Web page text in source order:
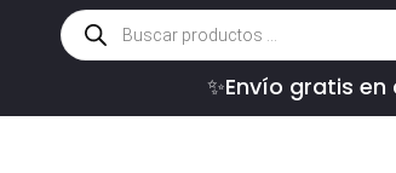
Búsqueda
de
productos
✨Envío gratis